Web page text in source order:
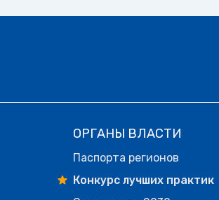
ОРГАНЫ ВЛАСТИ
Паспорта регионов
Конкурс лучших практик